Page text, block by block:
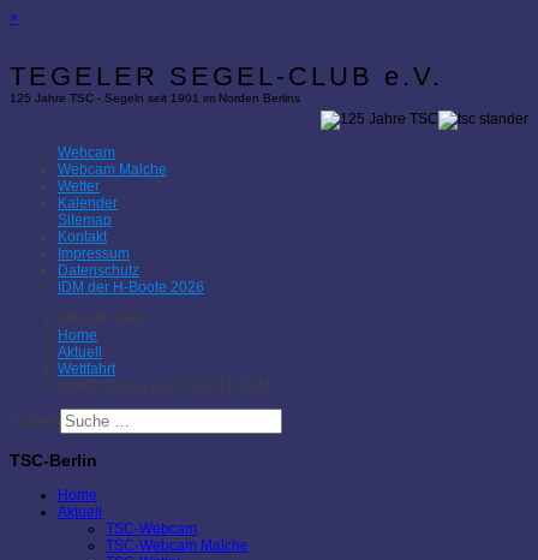
×
TEGELER SEGEL-CLUB e.V.
125 Jahre TSC - Segeln seit 1901 im Norden Berlins
Webcam
Webcam Malche
Wetter
Kalender
Sitemap
Kontakt
Impressum
Datenschutz
IDM der H-Boote 2026
Aktuelle Seite:
Home
Aktuell
Wettfahrt
SailGP Dubai am 23./24.11.2024
Suchen
TSC-Berlin
Home
Aktuell
TSC-Webcam
TSC-Webcam Malche